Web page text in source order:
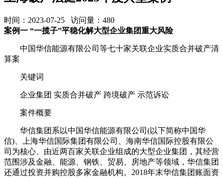
时间：2023-07-25 访问量： 480
案例一 “一揽子”平稳化解大型企业集团重大风险
中国华信能源有限公司等七十家关联企业实质合并破产清
算案
关键词
企业集团 实质合并破产 跨境破产 示范诉讼
案件概要
华信集团系以中国华信能源有限公司(以下简称中国华
信)、上海华信国际集团有限公司、海南华信国际控股有限公
司为核心、由近两百家关联企业组成的大型企业集团，其经营
范围涉及金融、能源、钢铁、贸易、房地产等领域，华信集团
还通过投资并购控股多家金融机构。2018年末华信集团账面资